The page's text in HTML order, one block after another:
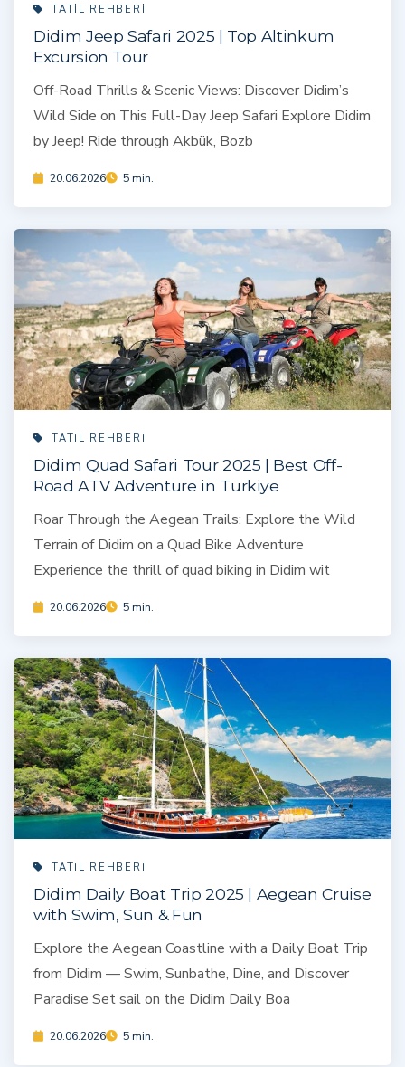
TATIL REHBERI
Didim Jeep Safari 2025 | Top Altinkum
Excursion Tour
Off-Road Thrills & Scenic Views: Discover Didim’s
Wild Side on This Full-Day Jeep Safari Explore Didim
by Jeep! Ride through Akbük, Bozb
20.06.2026 5 min.
TATIL REHBERI
Didim Quad Safari Tour 2025 | Best Off-
Road ATV Adventure in Türkiye
Roar Through the Aegean Trails: Explore the Wild
Terrain of Didim on a Quad Bike Adventure
Experience the thrill of quad biking in Didim wit
20.06.2026 5 min.
TATIL REHBERI
Didim Daily Boat Trip 2025 | Aegean Cruise
with Swim, Sun & Fun
Explore the Aegean Coastline with a Daily Boat Trip
from Didim — Swim, Sunbathe, Dine, and Discover
Paradise Set sail on the Didim Daily Boa
20.06.2026 5 min.